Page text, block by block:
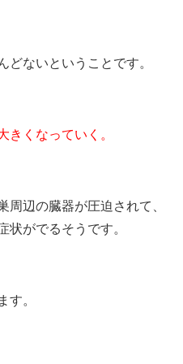
どないということです。
きくなっていく。
周辺の臓器が圧迫されて、
状がでるそうです。
す。